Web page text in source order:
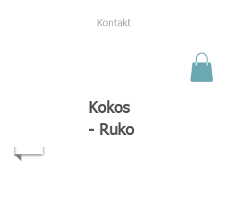
Kontakt
Kokos
- Ruko